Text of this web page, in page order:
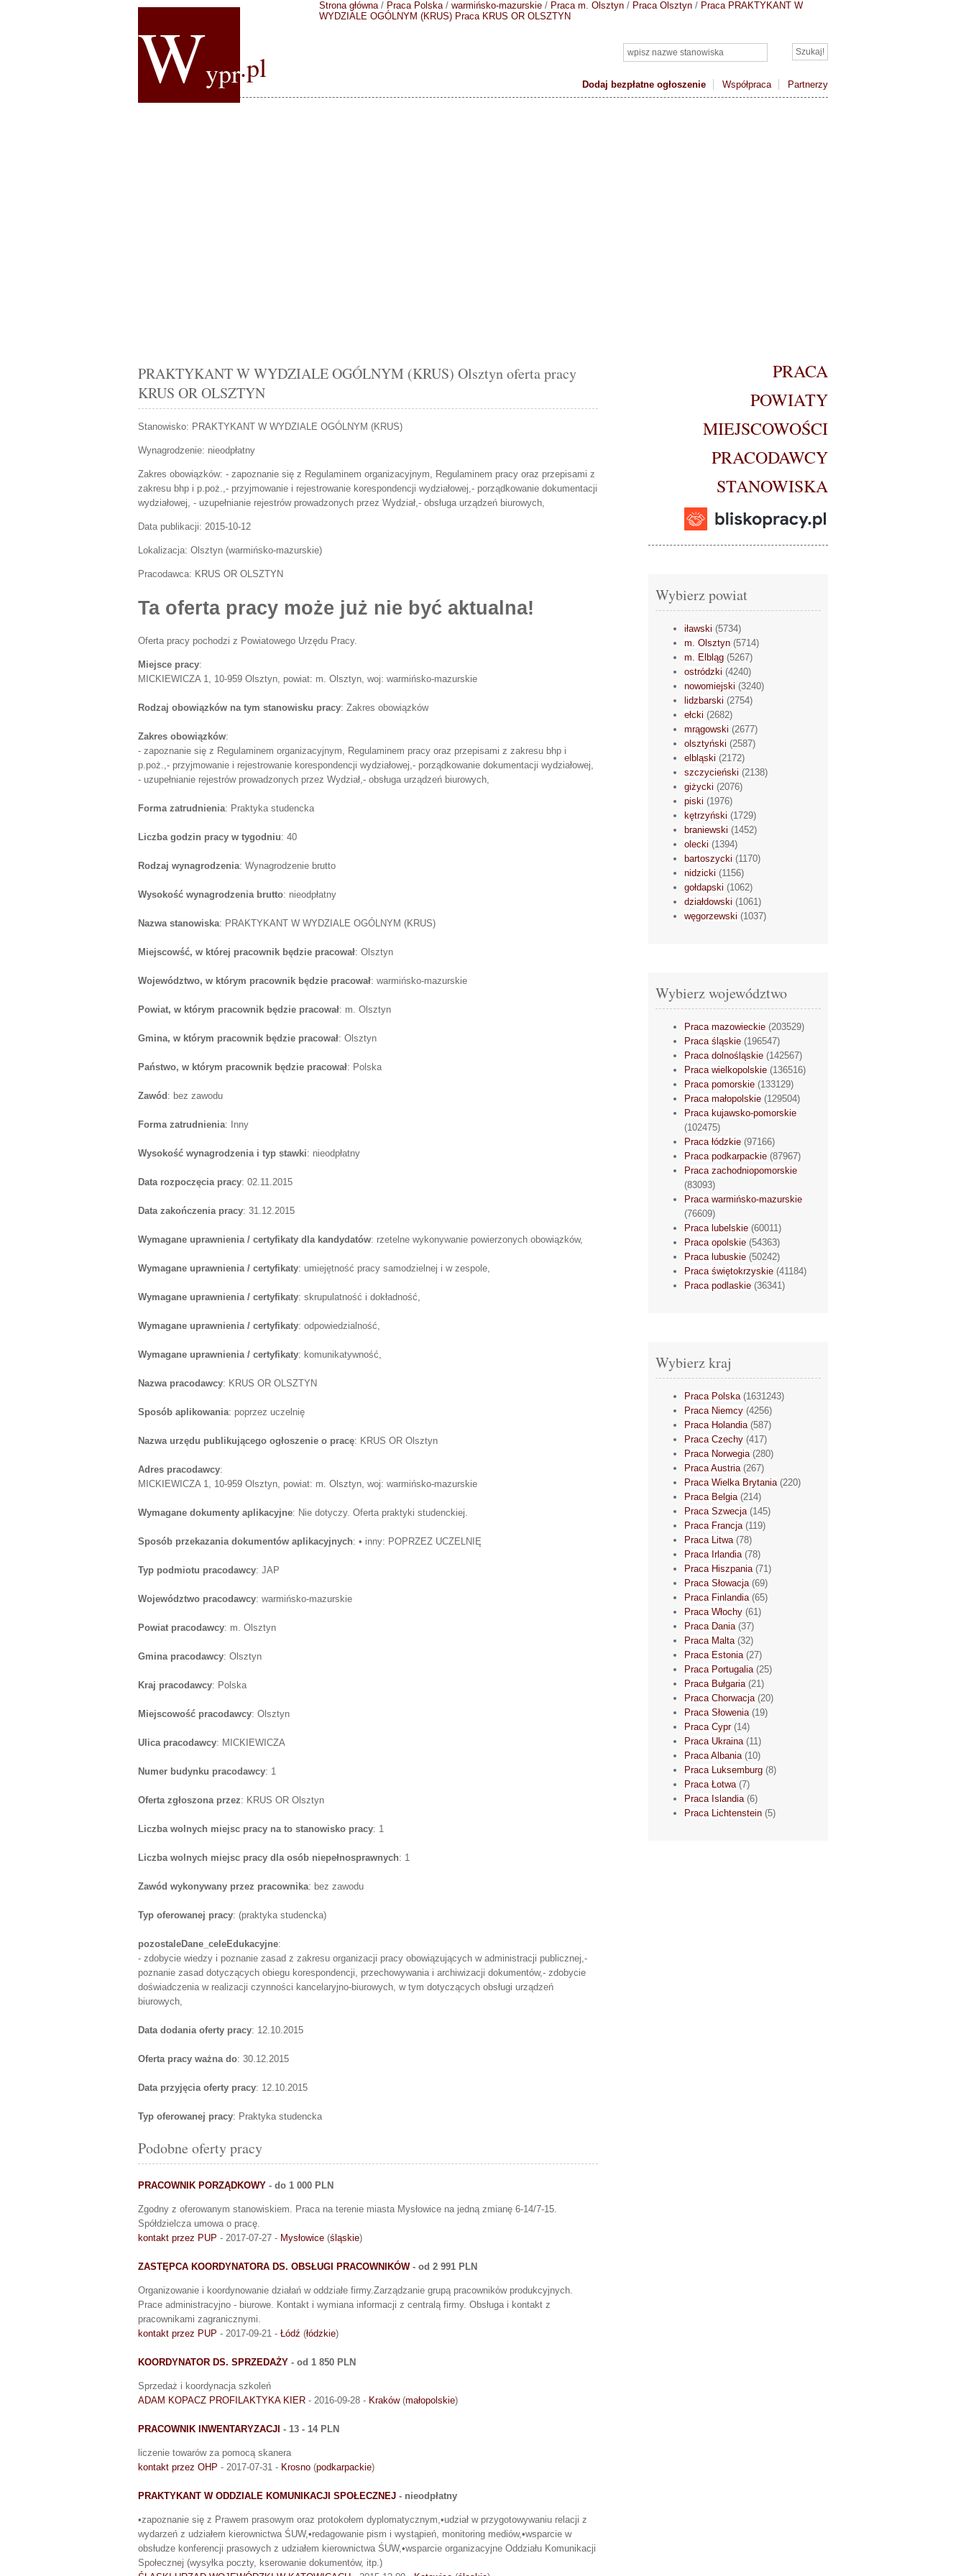
Wypr.pl
Dodaj bezpłatne ogłoszenie Współpraca Partnerzy
Strona główna/ Praca Polska/ warmińsko-mazurskie / Praca m. Olsztyn / Praca Olsztyn / Praca PRAKTYKANT W
WYDZIALE OGÓLNYM (KRUS) Praca KRUS OR OLSZTYN
PRAKTYKANT W WYDZIALE OGÓLNYM (KRUS) Olsztyn oferta pracy
KRUS OR OLSZTYN
Stanowisko: PRAKTYKANT W WYDZIALE OGÓLNYM (KRUS)
Wynagrodzenie: nieodpłatny
Zakres obowiązków: - zapoznanie się z Regulaminem organizacyjnym, Regulaminem pracy oraz przepisami z
zakresu bhp i p.poż.,- przyjmowanie i rejestrowanie korespondencji wydziałowej,- porządkowanie dokumentacji
wydziałowej, - uzupełnianie rejestrów prowadzonych przez Wydział,- obsługa urządzeń biurowych,
Data publikacji: 2015-10-12
Lokalizacja: Olsztyn (warmińsko-mazurskie)
Pracodawca: KRUS OR OLSZTYN
Ta oferta pracy może już nie być aktualna!
Oferta pracy pochodzi z Powiatowego Urzędu Pracy.
Miejsce pracy:
MICKIEWICZA 1, 10-959 Olsztyn, powiat: m. Olsztyn, woj: warmińsko-mazurskie
Rodzaj obowiązków na tym stanowisku pracy: Zakres obowiązków
Zakres obowiązków:
- zapoznanie się z Regulaminem organizacyjnym, Regulaminem pracy oraz przepisami z zakresu bhp i
p.poż.,- przyjmowanie i rejestrowanie korespondencji wydziałowej,- porządkowanie dokumentacji wydziałowej,
- uzupełnianie rejestrów prowadzonych przez Wydział,- obsługa urządzeń biurowych,
Forma zatrudnienia: Praktyka studencka
Liczba godzin pracy w tygodniu: 40
Rodzaj wynagrodzenia: Wynagrodzenie brutto
Wysokość wynagrodzenia brutto: nieodpłatny
Nazwa stanowiska: PRAKTYKANT W WYDZIALE OGÓLNYM (KRUS)
Miejscowść, w której pracownik będzie pracował: Olsztyn
Województwo, w którym pracownik będzie pracował: warmińsko-mazurskie
Powiat, w którym pracownik będzie pracował: m. Olsztyn
Gmina, w którym pracownik będzie pracował: Olsztyn
Państwo, w którym pracownik będzie pracował: Polska
Zawód : bez zawodu
Forma zatrudnienia: Inny
Wysokość wynagrodzenia i typ stawki: nieodpłatny
Data rozpoczęcia pracy: 02.11.2015
Data zakończenia pracy: 31.12.2015
Wymagane uprawnienia / certyfikaty dla kandydatów: rzetelne wykonywanie powierzonych obowiązków,
Wymagane uprawnienia / certyfikaty: umiejętność pracy samodzielnej i w zespole,
Wymagane uprawnienia / certyfikaty: skrupulatność i dokładność,
Wymagane uprawnienia / certyfikaty: odpowiedzialność,
Wymagane uprawnienia / certyfikaty: komunikatywność,
Nazwa pracodawcy: KRUS OR OLSZTYN
Sposób aplikowania: poprzez uczelnię
Nazwa urzędu publikującego ogłoszenie o pracę: KRUS OR Olsztyn
Adres pracodawcy:
MICKIEWICZA 1, 10-959 Olsztyn, powiat: m. Olsztyn, woj: warmińsko-mazurskie
Wymagane dokumenty aplikacyjne: Nie dotyczy. Oferta praktyki studenckiej.
Sposób przekazania dokumentów aplikacyjnych: • inny: POPRZEZ UCZELNIĘ
Typ podmiotu pracodawcy: JAP
Województwo pracodawcy: warmińsko-mazurskie
Powiat pracodawcy: m. Olsztyn
Gmina pracodawcy: Olsztyn
Kraj pracodawcy: Polska
Miejscowość pracodawcy: Olsztyn
Ulica pracodawcy: MICKIEWICZA
Numer budynku pracodawcy: 1
Oferta zgłoszona przez: KRUS OR Olsztyn
Liczba wolnych miejsc pracy na to stanowisko pracy: 1
Liczba wolnych miejsc pracy dla osób niepełnosprawnych: 1
Zawód wykonywany przez pracownika: bez zawodu
Typ oferowanej pracy: (praktyka studencka)
pozostaleDane_celeEdukacyjne:
- zdobycie wiedzy i poznanie zasad z zakresu organizacji pracy obowiązujących w administracji publicznej,-
poznanie zasad dotyczących obiegu korespondencji, przechowywania i archiwizacji dokumentów,- zdobycie
doświadczenia w realizacji czynności kancelaryjno-biurowych, w tym dotyczących obsługi urządzeń
biurowych,
Data dodania oferty pracy: 12.10.2015
Oferta pracy ważna do: 30.12.2015
Data przyjęcia oferty pracy: 12.10.2015
Typ oferowanej pracy: Praktyka studencka
Podobne oferty pracy
PRACOWNIK PORZĄDKOWY - do 1 000 PLN
Zgodny z oferowanym stanowiskiem. Praca na terenie miasta Mysłowice na jedną zmianę 6-14/7-15.
Spółdzielcza umowa o pracę.
kontakt przez PUP - 2017-07-27 - Mysłowice (śląskie)
ZASTĘPCA KOORDYNATORA DS. OBSŁUGI PRACOWNIKÓW- od 2 991 PLN
Organizowanie i koordynowanie działań w oddziałe firmy.Zarządzanie grupą pracowników produkcyjnych.
Prace administracyjno - biurowe. Kontakt i wymiana informacji z centralą firmy. Obsługa i kontakt z
pracownikami zagranicznymi.
kontakt przez PUP - 2017-09-21 - Łódź (łódzkie)
KOORDYNATOR DS. SPRZEDAŻY - od 1 850 PLN
Sprzedaż i koordynacja szkoleń
ADAM KOPACZ PROFILAKTYKA KIER - 2016-09-28 - Kraków(małopolskie)
PRACOWNIK INWENTARYZACJI - 13 - 14 PLN
liczenie towarów za pomocą skanera
kontakt przez OHP - 2017-07-31 - Krosno (podkarpackie)
PRAKTYKANT W ODDZIALE KOMUNIKACJI SPOŁECZNEJ - nieodpłatny
•zapoznanie się z Prawem prasowym oraz protokołem dyplomatycznym,•udział w przygotowywaniu relacji z
wydarzeń z udziałem kierownictwa ŚUW,•redagowanie pism i wystąpień, monitoring mediów,•wsparcie w
obsłudze konferencji prasowych z udziałem kierownictwa ŚUW,•wsparcie organizacyjne Oddziału Komunikacji
Społecznej (wysyłka poczty, kserowanie dokumentów, itp.)
PRACA
POWIATY
MIEJSCOWOŚCI
PRACODAWCY
STANOWISKA
Wybierz powiat
iławski (5734)
m. Olsztyn (5714)
m. Elbląg (5267)
ostródzki (4240)
nowomiejski (3240)
lidzbarski (2754)
ełcki (2682)
mrągowski (2677)
olsztyński (2587)
elbląski (2172)
szczycieński (2138)
giżycki (2076)
piski (1976)
kętrzyński (1729)
braniewski (1452)
olecki (1394)
bartoszycki (1170)
nidzicki (1156)
gołdapski (1062)
działdowski (1061)
węgorzewski (1037)
Wybierz województwo
Praca mazowieckie (203529)
Praca śląskie (196547)
Praca dolnośląskie (142567)
Praca wielkopolskie (136516)
Praca pomorskie (133129)
Praca małopolskie (129504)
Praca kujawsko-pomorskie
(102475)
Praca łódzkie (97166)
Praca podkarpackie (87967)
Praca zachodniopomorskie
(83093)
Praca warmińsko-mazurskie
(76609)
Praca lubelskie (60011)
Praca opolskie (54363)
Praca lubuskie (50242)
Praca świętokrzyskie (41184)
Praca podlaskie (36341)
Wybierz kraj
Praca Polska(1631243)
Praca Niemcy (4256)
Praca Holandia(587)
Praca Czechy (417)
Praca Norwegia(280)
Praca Austria(267)
Praca Wielka Brytania(220)
Praca Belgia(214)
Praca Szwecja(145)
Praca Francja(119)
Praca Litwa(78)
Praca Irlandia(78)
Praca Hiszpania(71)
Praca Słowacja(69)
Praca Finlandia(65)
Praca Włochy (61)
Praca Dania(37)
Praca Malta(32)
Praca Estonia(27)
Praca Portugalia(25)
Praca Bułgaria(21)
Praca Chorwacja(20)
Praca Słowenia(19)
Praca Cypr(14)
Praca Ukraina(11)
Praca Albania(10)
Praca Luksemburg (8)
Praca Łotwa(7)
Praca Islandia(6)
Praca Lichtenstein (5)